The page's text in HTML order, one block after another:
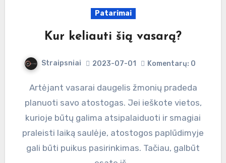
Patarimai
Kur keliauti šią vasarą?
Straipsniai 2023-07-01 Komentarų: 0
Artėjant vasarai daugelis žmonių pradeda
planuoti savo atostogas. Jei ieškote vietos,
kurioje būtų galima atsipalaiduoti ir smagiai
praleisti laiką saulėje, atostogos paplūdimyje
gali būti puikus pasirinkimas. Tačiau, galbūt